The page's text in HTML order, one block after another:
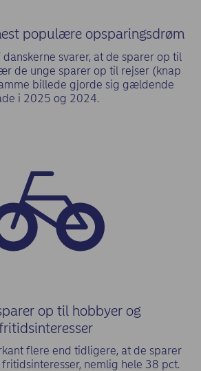
populære opsparingsdrøm
svarer, at de sparer op til
de unge sparer op til rejser (knap
billede gjorde sig gældende
i 2025 og 2024.
op til hobbyer og
flere end tidligere, at de sparer
nemlig hele 38 pct.